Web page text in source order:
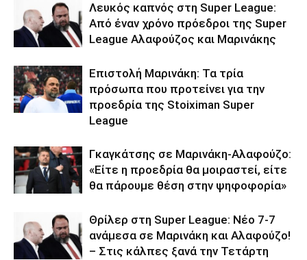
Λευκός καπνός στη Super League:
Από έναν χρόνο πρόεδροι της Super
League Αλαφούζος και Μαρινάκης
Επιστολή Μαρινάκη: Τα τρία
πρόσωπα που προτείνει για την
προεδρία της Stoiximan Super
League
Γκαγκάτσης σε Μαρινάκη-Αλαφούζο:
«Είτε η προεδρία θα μοιραστεί, είτε
θα πάρουμε θέση στην ψηφοφορία»
Θρίλερ στη Super League: Νέο 7-7
ανάμεσα σε Μαρινάκη και Αλαφούζο!
– Στις κάλπες ξανά την Τετάρτη